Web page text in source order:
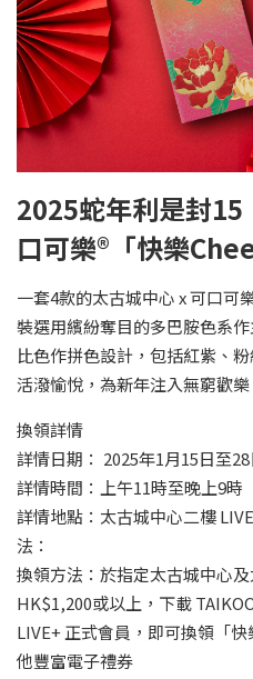
2025蛇年利是封15
口可樂®「快樂
一套4款的太古城中心 x 可口可
裝選用繽紛奪目的多巴胺色系
比色作拼色設計，包括紅紫、
活潑愉悅，為新年注入無窮歡樂
換領詳情
詳情日期： 2025年1月15日至
詳情時間：上午11時至晚上9時
詳情地點：太古城中心二樓
法：
換領方法：於指定太古城中心
HK$1,200或以上，下載
LIVE+ 正式會員，即可換領「
他豐富電子禮券